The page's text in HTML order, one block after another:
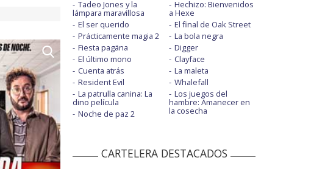
Tadeo Jones y la
lámpara maravillosa
El ser querido
Prácticamente magia 2
Fiesta pagäna
El último mono
Cuenta atrás
Resident Evil
La patrulla canina: La
dino película
Noche de paz 2
Hechizo: Bienvenidos
a Hexe
El final de Oak Street
La bola negra
Digger
Clayface
La maleta
Whalefall
Los juegos del
hambre: Amanecer en
la cosecha
CARTELERA DESTACADOS